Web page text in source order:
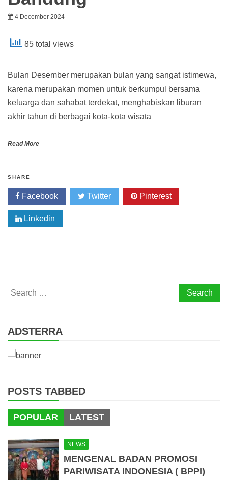
4 December 2024
85 total views
Bulan Desember merupakan bulan yang sangat istimewa,
karena merupakan momen untuk berkumpul bersama
keluarga dan sahabat terdekat, menghabiskan liburan
akhir tahun di berbagai kota-kota wisata
Read More
SHARE
Facebook Twitter Pinterest
Linkedin
Search
for:
ADSTERRA
POSTS TABBED
POPULAR LATEST
NEWS
MENGENAL BADAN PROMOSI
PARIWISATA INDONESIA ( BPPI)